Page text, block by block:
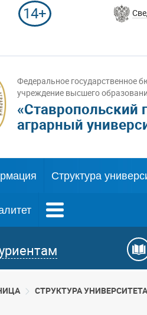
14+
Федеральное государственное
учреждение высшего
«Ставропольский
аграрный
Структура
CТРУКТУРА УНИВЕРСИТЕТА